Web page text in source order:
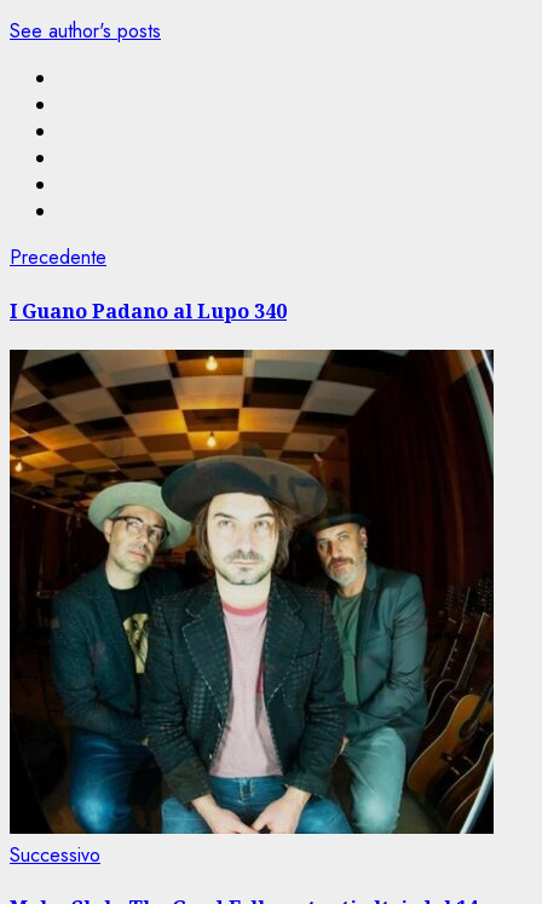
See author's posts
Navigazione
articolo
Precedente
I Guano Padano al Lupo 340
Successivo